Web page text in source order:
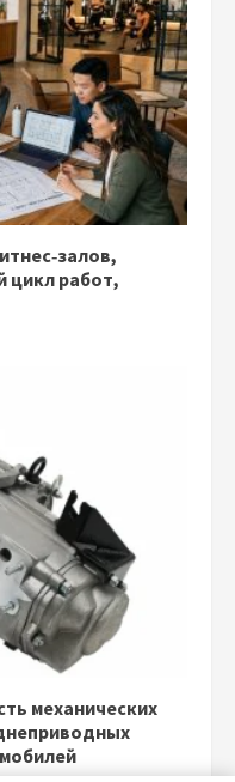
цикл работ,
механических